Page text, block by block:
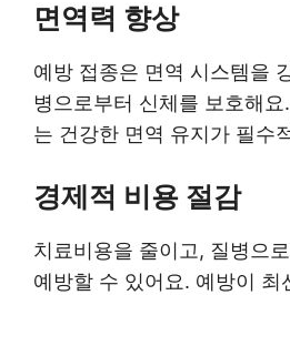
면역력 향상
예방 접종은 면역 시스템을
병으로부터 신체를 보호해
는 건강한 면역 유지가 필수
경제적 비용 절감
치료비용을 줄이고, 질병으
예방할 수 있어요. 예방이 최